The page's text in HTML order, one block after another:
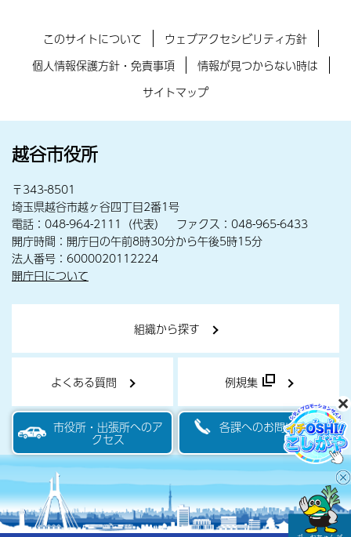
このサイトについて
ウェブアクセシビリティ方針
個人情報保護方針・免責事項
情報が見つからない時は
サイトマップ
越谷市役所
〒343-8501
埼玉県越谷市越ヶ谷四丁目2番1号
電話：048-964-2111（代表） ファクス：048-965-6433
開庁時間：開庁日の午前8時30分から午後5時15分
法人番号：6000020112224
開庁日について
組織から探す
よくある質問 例規集
市役所・出張所へのア
クセス
各課へのお問い合わせ